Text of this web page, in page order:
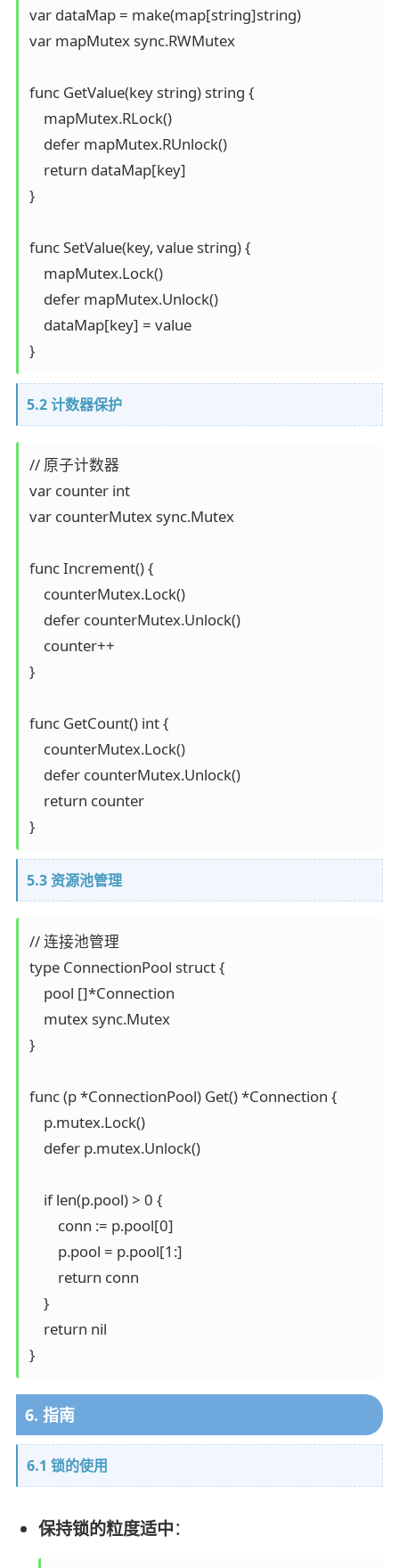
var dataMap = make(map[string]string)
var mapMutex sync.RWMutex
func GetValue(key string) string {
    mapMutex.RLock()
    defer mapMutex.RUnlock()
    return dataMap[key]
}
func SetValue(key, value string) {
    mapMutex.Lock()
    defer mapMutex.Unlock()
    dataMap[key] = value
}
5.2 计数器保护
// 原子计数器
var counter int
var counterMutex sync.Mutex
func Increment() {
    counterMutex.Lock()
    defer counterMutex.Unlock()
    counter++
}
func GetCount() int {
    counterMutex.Lock()
    defer counterMutex.Unlock()
    return counter
}
5.3 资源池管理
// 连接池管理
type ConnectionPool struct {
    pool []*Connection
    mutex sync.Mutex
}
func (p *ConnectionPool) Get() *Connection {
    p.mutex.Lock()
    defer p.mutex.Unlock()
    if len(p.pool) > 0 {
        conn := p.pool[0]
        p.pool = p.pool[1:]
        return conn
    }
    return nil
}
6. 指南
6.1 锁的使用
保持锁的粒度适中：